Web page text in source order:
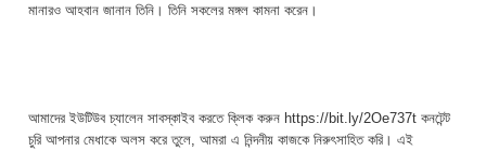
মানারও আহবান জানান তিনি। তিনি সকলের মঙ্গল কামনা করেন।
আমাদের ইউটিউব চ্যালেন সাবস্কাইব করতে ক্লিক করুন https://bit.ly/2Oe737t কনটেন্ট
চুরি আপনার মেধাকে অলস করে তুলে, আমরা এ নিন্দনীয় কাজকে নিরুৎসাহিত করি। এই